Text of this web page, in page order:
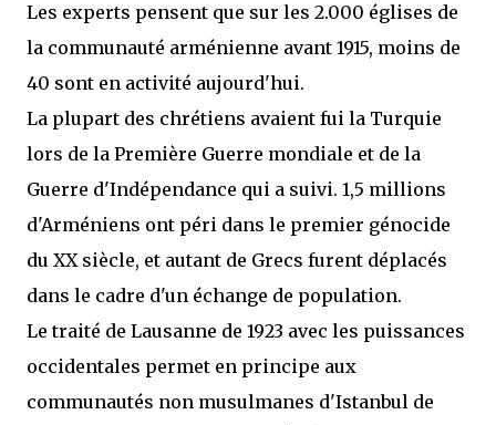
Les experts pensent que sur les 2.000 églises de
la communauté arménienne avant 1915, moins de
40 sont en activité aujourd'hui.
La plupart des chrétiens avaient fui la Turquie
lors de la Première Guerre mondiale et de la
Guerre d'Indépendance qui a suivi. 1,5 millions
d'Arméniens ont péri dans le premier génocide
du XX siècle, et autant de Grecs furent déplacés
dans le cadre d'un échange de population.
Le traité de Lausanne de 1923 avec les puissances
occidentales permet en principe aux
communautés non musulmanes d'Istanbul de